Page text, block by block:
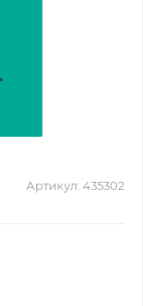
Артикул: 435302